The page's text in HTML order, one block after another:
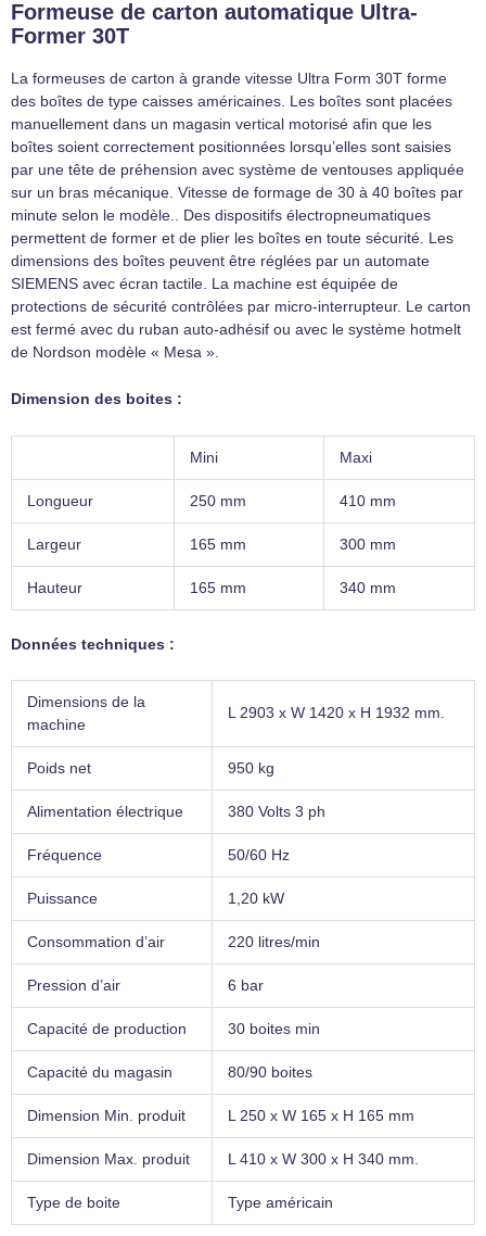
Formeuse de carton automatique Ultra-
Former 30T
La formeuses de carton à grande vitesse Ultra Form 30T forme
des boîtes de type caisses américaines. Les boîtes sont placées
manuellement dans un magasin vertical motorisé afin que les
boîtes soient correctement positionnées lorsqu’elles sont saisies
par une tête de préhension avec système de ventouses appliquée
sur un bras mécanique. Vitesse de formage de 30 à 40 boîtes par
minute selon le modèle.. Des dispositifs électropneumatiques
permettent de former et de plier les boîtes en toute sécurité. Les
dimensions des boîtes peuvent être réglées par un automate
SIEMENS avec écran tactile. La machine est équipée de
protections de sécurité contrôlées par micro-interrupteur. Le carton
est fermé avec du ruban auto-adhésif ou avec le système hotmelt
de Nordson modèle « Mesa ».
Dimension des boites :
Mini Maxi
Longueur 250 mm 410 mm
Largeur 165 mm 300 mm
Hauteur 165 mm 340 mm
Données techniques :
Dimensions de la
machine
L 2903 x W 1420 x H 1932 mm.
Poids net 950 kg
Alimentation électrique 380 Volts 3 ph
Fréquence 50/60 Hz
Puissance 1,20 kW
Consommation d’air 220 litres/min
Pression d’air 6 bar
Capacité de production 30 boites min
Capacité du magasin 80/90 boites
Dimension Min. produit L 250 x W 165 x H 165 mm
Dimension Max. produit L 410 x W 300 x H 340 mm.
Type de boite Type américain